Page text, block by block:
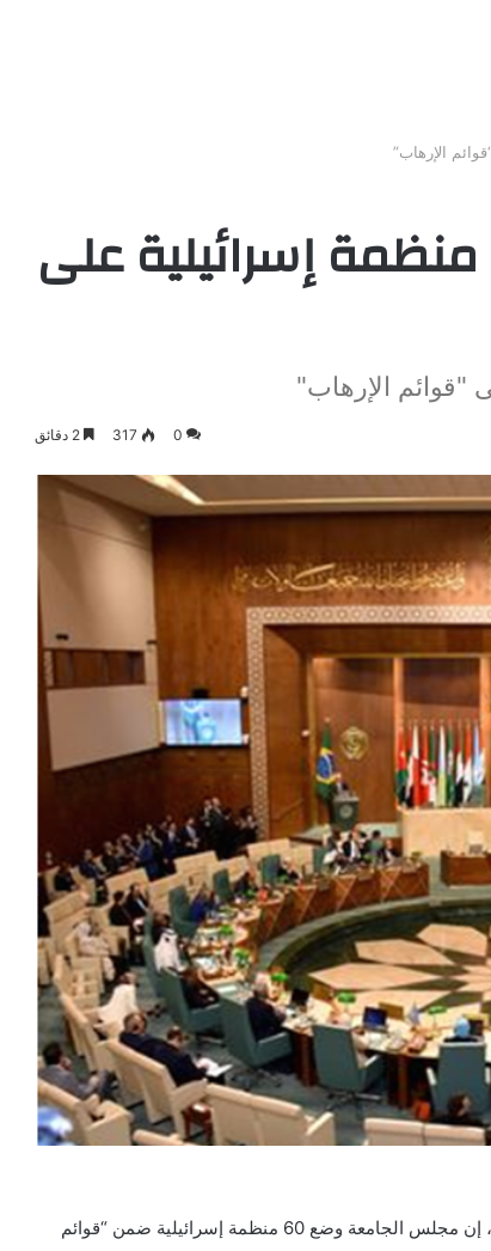
الجامعة العربية تضع 60 منظمة إسرائيلية على
0
317
قال مندوب فلسطين لدى الجامعة العربية مهند العكلوك، الخميس، إن مجلس الجامعة وضع 60 منظمة إسرائيلية ضمن “قوائم